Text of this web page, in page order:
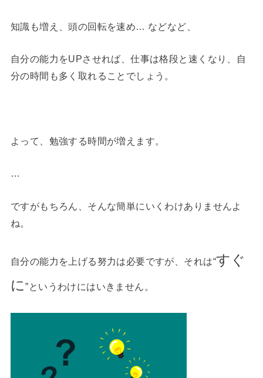
知識も増え、頭の回転を速め… などなど、
自分の能力をUPさせれば、仕事は格段と速くなり、自
分の時間も多く取れることでしょう。
よって、勉強する時間が増えます。
…
ですがもちろん、そんな簡単にいくわけありませんよ
ね。
自分の能力を上げる努力は必要ですが、それは“すぐ
に”というわけにはいきません。